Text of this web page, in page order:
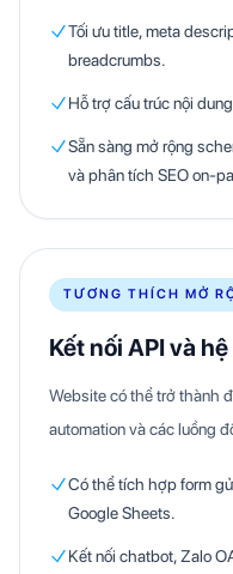
Tối ưu title, meta
breadcrumbs.
Hỗ trợ cấu trúc nội
Sẵn sàng mở rộng
và phân tích SEO on-
TƯƠNG THÍCH MỞ
Kết nối API và
Website có thể trở thành
automation và các luồng
Có thể tích hợp form
Google Sheets.
Kết nối chatbot, Zalo